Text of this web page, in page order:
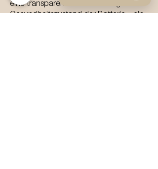
eine transparente Einschätzung zum
Gesundheitszustand der Batterie – ein